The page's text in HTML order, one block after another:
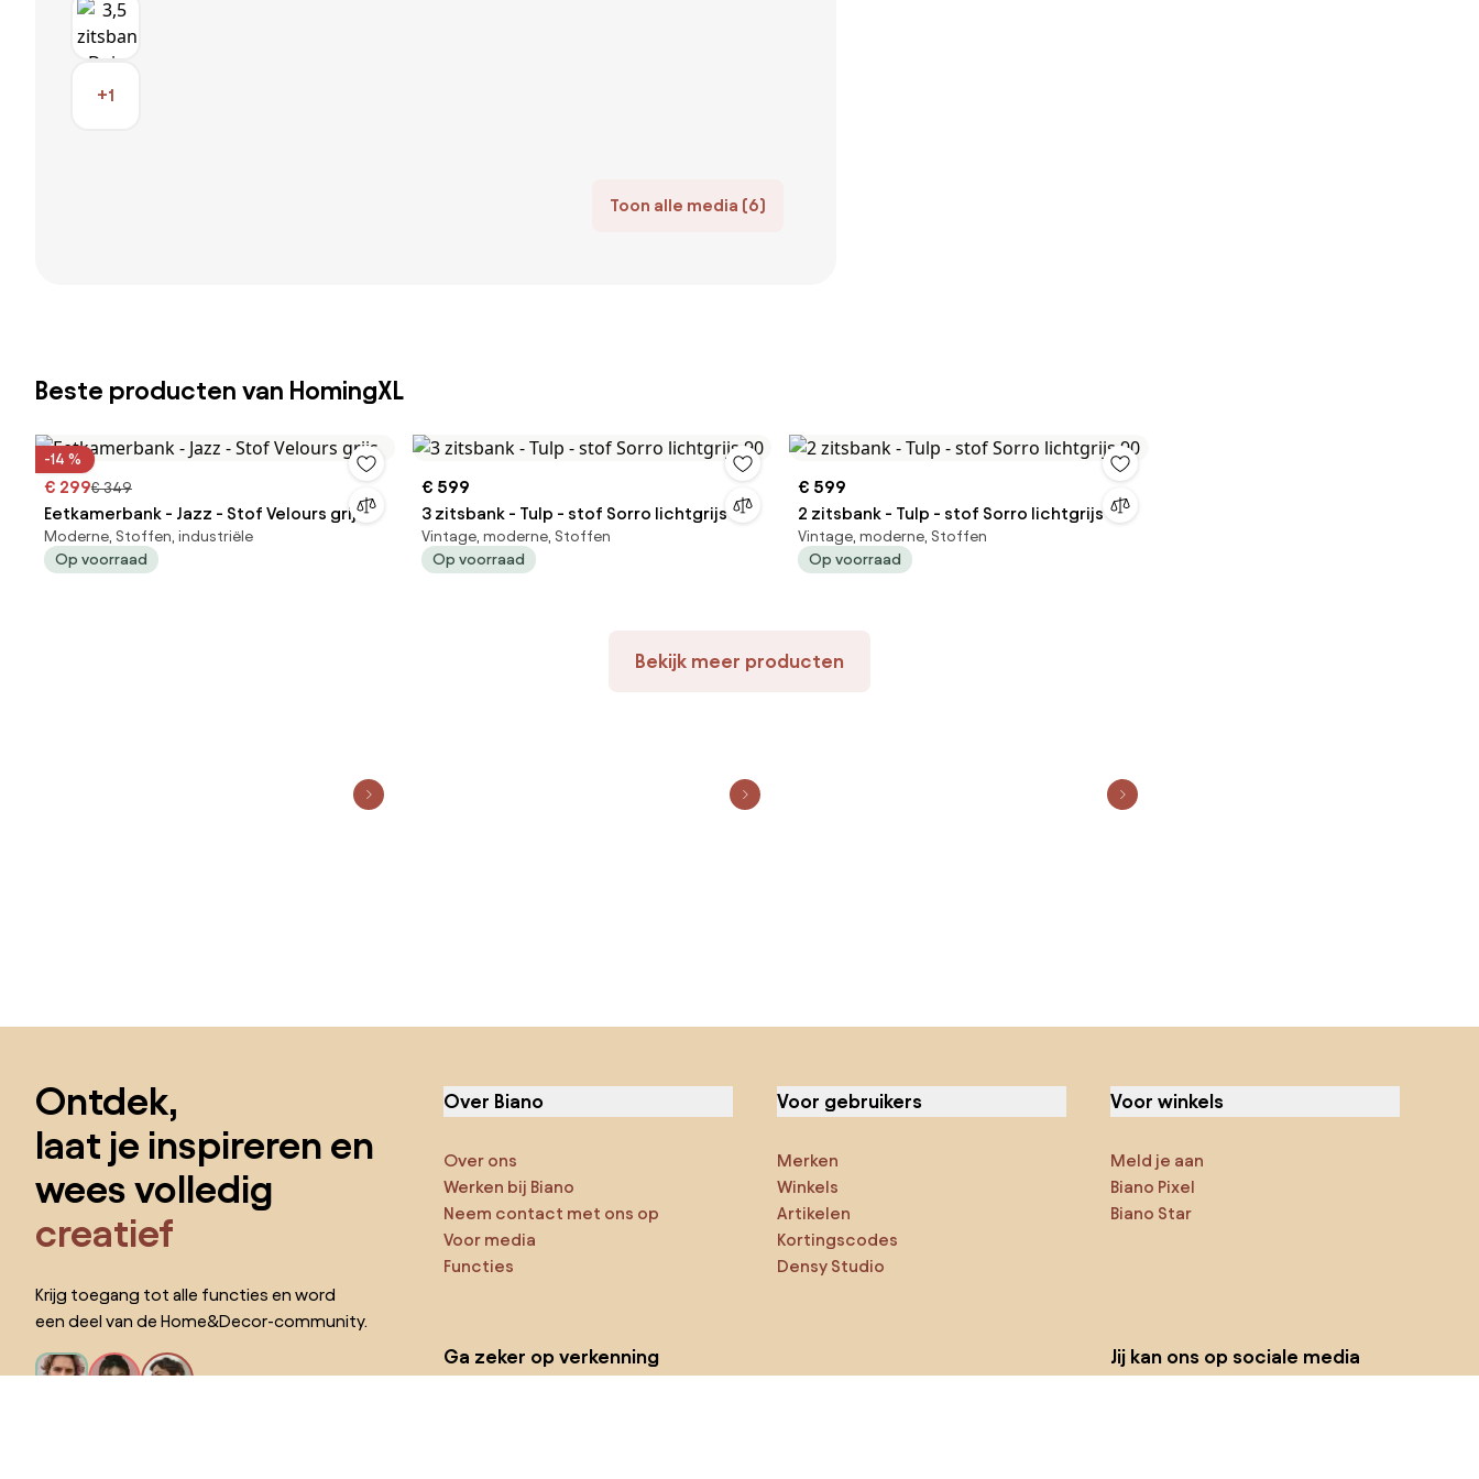
+1
Toon alle media (6)
Beste producten van HomingXL
-14 %
€ 299€ 349
Eetkamerbank - Jazz - Stof Velours grijs
Moderne, Stoffen, industriële
Op voorraad
€ 599
3 zitsbank - Tulp - stof Sorro lichtgrijs 90
Vintage, moderne, Stoffen
Op voorraad
€ 599
2 zitsbank - Tulp - stof Sorro lichtgrijs 90
Vintage, moderne, Stoffen
Op voorraad
Bekijk meer producten
Ontdek,
laat je inspireren en
wees volledig
creatief
Krijg toegang tot alle functies en word
een deel van de Home&Decor-community.
Over Biano
Over ons
Werken bij Biano
Neem contact met ons op
Voor media
Functies
Voor gebruikers
Merken
Winkels
Artikelen
Kortingscodes
Densy Studio
Voor winkels
Meld je aan
Biano Pixel
Biano Star
Ga zeker op verkenning
Jij kan ons op sociale media